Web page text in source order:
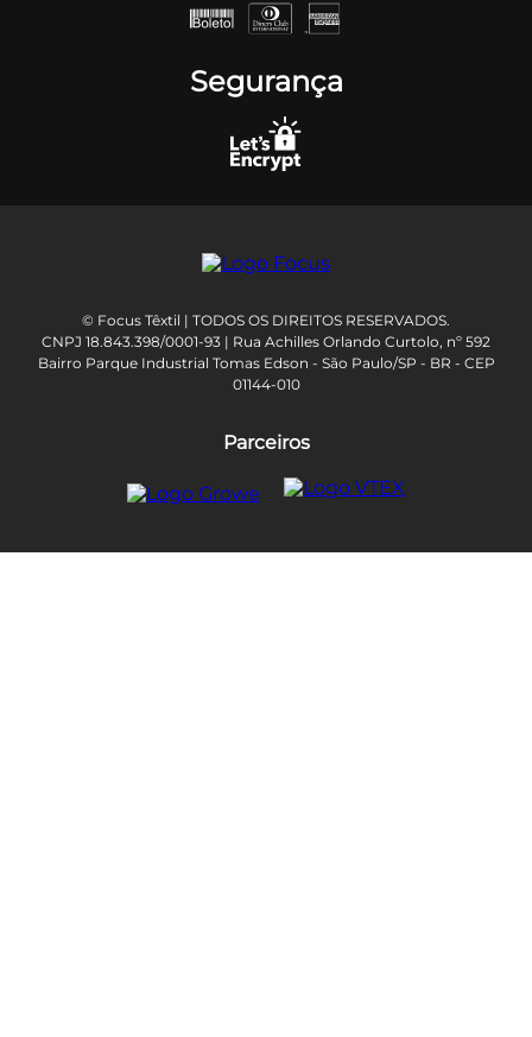
Segurança
© Focus Têxtil | TODOS OS DIREITOS RESERVADOS.
CNPJ 18.843.398/0001-93 | Rua Achilles Orlando Curtolo, nº 592
Bairro Parque Industrial Tomas Edson - São Paulo/SP - BR - CEP
01144-010
Parceiros